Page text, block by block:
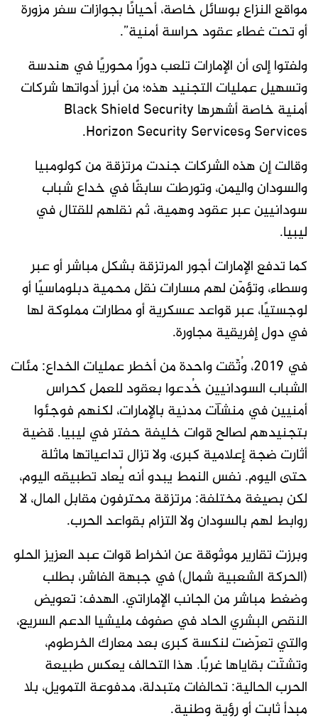
مواقع النزاع بوسائل خاصة، أحيانًا بجوازات سفر مزورة
أو تحت غطاء عقود حراسة أمنية”.
ولفتوا إلى أن الإمارات تلعب دورًا محوريًا في هندسة
وتسهيل عمليات التجنيد هذه؛ من أبرز أدواتها شركات
أمنية خاصة أشهرها Black Shield Security
Services وHorizon Security Services.
وقالت إن هذه الشركات جندت مرتزقة من كولومبيا
والسودان واليمن، وتورطت سابقًا في خداع شباب
سودانيين عبر عقود وهمية، ثم نقلهم للقتال في
ليبيا.
كما تدفع الإمارات أجور المرتزقة بشكل مباشر أو عبر
وسطاء، وتؤمّن لهم مسارات نقل محمية دبلوماسيًا أو
لوجستيًا، عبر قواعد عسكرية أو مطارات مملوكة لها
في دول إفريقية مجاورة.
في 2019، وُثّقت واحدة من أخطر عمليات الخداع: مئات
الشباب السودانيين خُدعوا بعقود للعمل كحراس
أمنيين في منشآت مدنية بالإمارات، لكنهم فوجئوا
بتجنيدهم لصالح قوات خليفة حفتر في ليبيا. قضية
أثارت ضجة إعلامية كبرى، ولا تزال تداعياتها ماثلة
حتى اليوم. نفس النمط يبدو أنه يُعاد تطبيقه اليوم،
لكن بصيغة مختلفة: مرتزقة محترفون مقابل المال، لا
روابط لهم بالسودان ولا التزام بقواعد الحرب.
وبرزت تقارير موثوقة عن انخراط قوات عبد العزيز الحلو
(الحركة الشعبية شمال) في جبهة الفاشر، بطلب
وضغط مباشر من الجانب الإماراتي. الهدف: تعويض
النقص البشري الحاد في صفوف مليشيا الدعم السريع،
والتي تعرّضت لنكسة كبرى بعد معارك الخرطوم،
وتشتّت بقاياها غربًا. هذا التحالف يعكس طبيعة
الحرب الحالية: تحالفات متبدلة، مدفوعة التمويل، بلا
مبدأ ثابت أو رؤية وطنية.